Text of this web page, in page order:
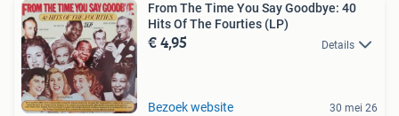
From The Time You Say Goodbye: 40
Hits Of The Fourties (LP)
€ 4,95 Details
Bezoek website 30 mei 26